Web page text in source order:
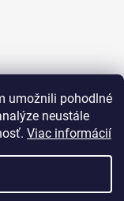
umožnili pohodlné
neustále
Viac informácií
údajov